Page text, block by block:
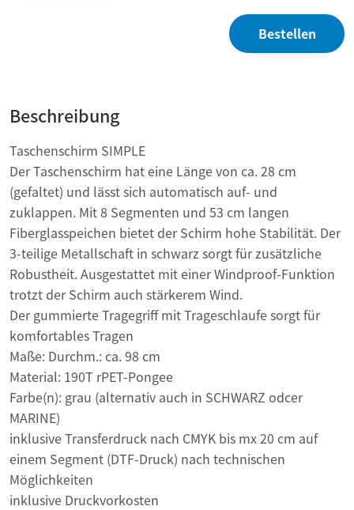
Bestellen
Beschreibung
Taschenschirm SIMPLE
Der Taschenschirm hat eine Länge von ca. 28 cm
(gefaltet) und lässt sich automatisch auf- und
zuklappen. Mit 8 Segmenten und 53 cm langen
Fiberglasspeichen bietet der Schirm hohe Stabilität. Der
3-teilige Metallschaft in schwarz sorgt für zusätzliche
Robustheit. Ausgestattet mit einer Windproof-Funktion
trotzt der Schirm auch stärkerem Wind.
Der gummierte Tragegriff mit Trageschlaufe sorgt für
komfortables Tragen
Maße: Durchm.: ca. 98 cm
Material: 190T rPET-Pongee
Farbe(n): grau (alternativ auch in SCHWARZ odcer
MARINE)
inklusive Transferdruck nach CMYK bis mx 20 cm auf
einem Segment (DTF-Druck) nach technischen
Möglichkeiten
inklusive Druckvorkosten